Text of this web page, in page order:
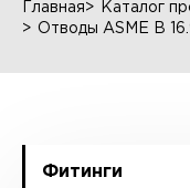
Главная Каталог
Отводы ASME B
Фитинги